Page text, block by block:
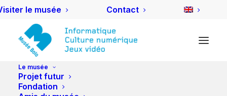
le musée Contact
Le musée
Projet futur
Fondation